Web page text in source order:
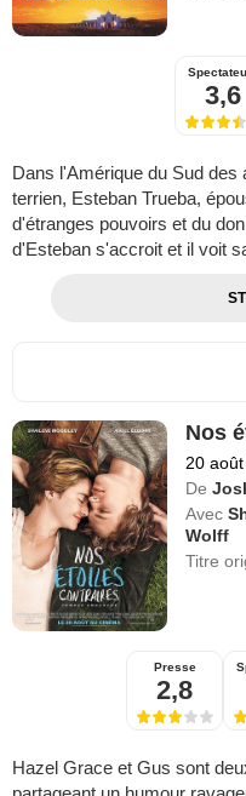
3,6
Dans l'Amérique du Sud des
terrien, Esteban Trueba,
d'étranges pouvoirs et du
d'Esteban s'accroit et il voit
Nos
20
De
Avec
Wolff
Titre
Presse
2,8
Hazel Grace et Gus sont